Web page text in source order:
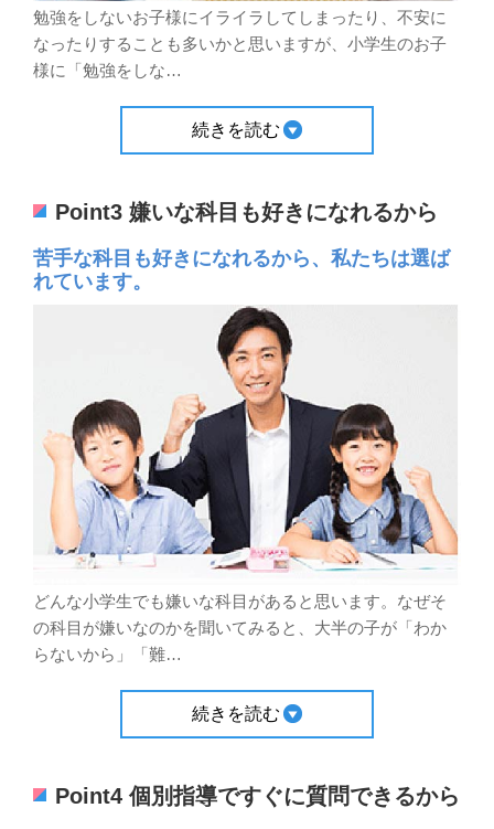
勉強をしないお子様にイライラしてしまったり、不安に
なったりすることも多いかと思いますが、小学生のお子
様に「勉強をしな…
続きを読む
Point3 嫌いな科目も好きになれるから
苦手な科目も好きになれるから、私たちは選ば
れています。
どんな小学生でも嫌いな科目があると思います。なぜそ
の科目が嫌いなのかを聞いてみると、大半の子が「わか
らないから」「難…
続きを読む
Point4 個別指導ですぐに質問できるから